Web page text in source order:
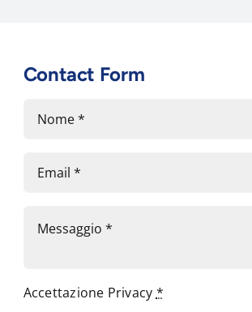
Contact Form
Accettazione Privacy *